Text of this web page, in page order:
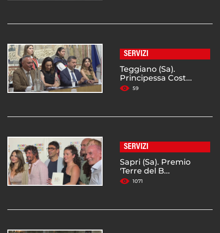
SERVIZI
Teggiano (Sa).
Principessa Cost...
59
SERVIZI
Sapri (Sa). Premio
'Terre del B...
1071